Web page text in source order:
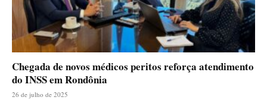
Chegada de novos médicos peritos reforça atendimento
do INSS em Rondônia
26 de julho de 2025